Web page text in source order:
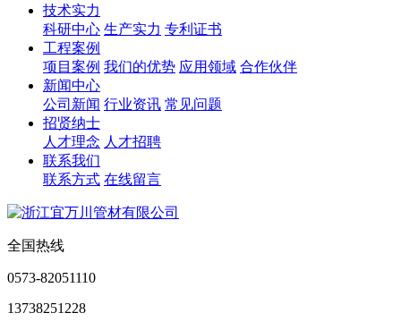
技术实力
科研中心 生产实力 专利证书
工程案例
项目案例 我们的优势 应用领域 合作伙伴
新闻中心
公司新闻 行业资讯 常见问题
招贤纳士
人才理念 人才招聘
联系我们
联系方式 在线留言
全国热线
0573-82051110
13738251228